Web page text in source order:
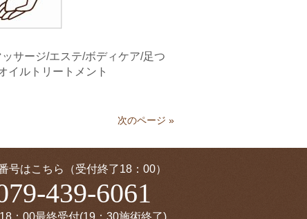
ッサージ/エステ/ボディケア/足つ
イルトリートメント
次のページ »
号はこちら（受付終了18：00）
439-6061
：00最終受付(19：30施術終了)